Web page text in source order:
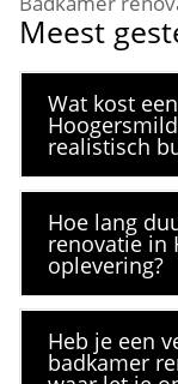
Meest
Wat kost
realistisch
Hoe lang
renovatie in
oplevering?
Heb je een
badkamer